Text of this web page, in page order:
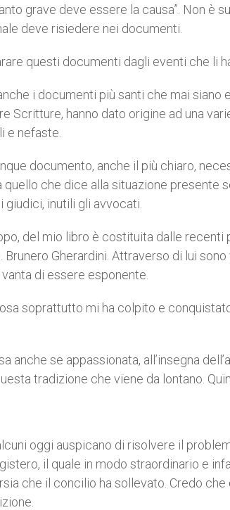
grave deve essere la causa”. Non è
deve risiedere nei documenti.
questi documenti dagli eventi che li
i documenti più santi che mai siano
Scritture, hanno dato origine ad una
e nefaste.
documento, anche il più chiaro,
che dice alla situazione presente
inutili gli avvocati.
del mio libro è costituita dalle
Brunero Gherardini. Attraverso di lui
di essere esponente.
soprattutto mi ha colpito e
anche se appassionata, all’insegna
tradizione che viene da lontano.
oggi auspicano di risolvere il
il quale in modo straordinario e
che il concilio ha sollevato. Credo